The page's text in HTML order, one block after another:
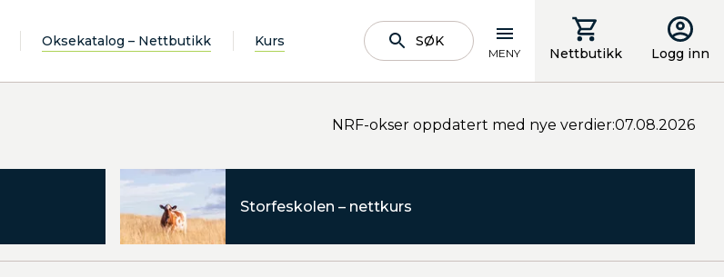
Oksekatalog – Nettbutikk Kurs SØK
MENY Nettbutikk Logg inn
NRF-okser oppdatert med nye verdier:07.08.2026
Storfeskolen – nettkurs